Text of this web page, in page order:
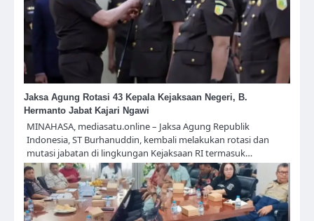
Jaksa Agung Rotasi 43 Kepala Kejaksaan Negeri, B.
Hermanto Jabat Kajari Ngawi
MINAHASA, mediasatu.online – Jaksa Agung Republik
Indonesia, ST Burhanuddin, kembali melakukan rotasi dan
mutasi jabatan di lingkungan Kejaksaan RI termasuk…